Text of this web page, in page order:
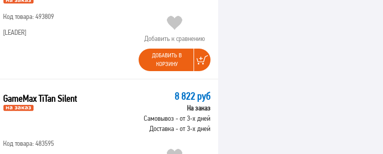
Код товара: 493809
[LEADER]
Добавить к сравнению
ДОБАВИТЬ В
КОРЗИНУ
GameMax TiTan Silent
Код товара: 483595
8 822 руб
На заказ
Самовывоз - от 3-х дней
Доставка - от 3-х дней